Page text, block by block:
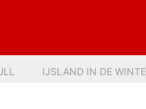
IJSLAND IN DE